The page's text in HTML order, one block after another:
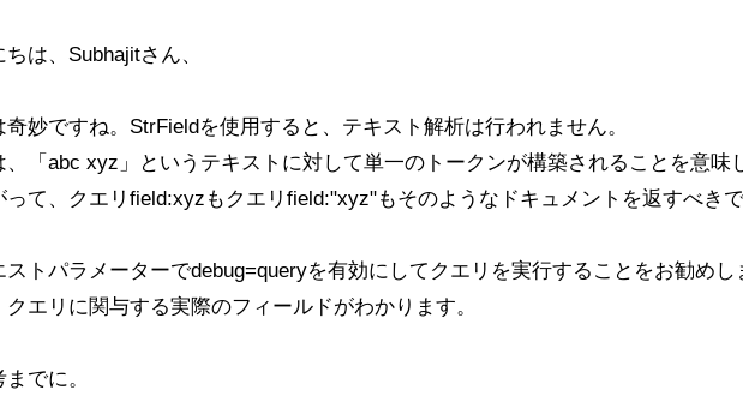
も含め、すべての提案を歓迎します。
るもう1つのアプローチは、最終的なハイライトが見つかったときにこのハイラ
出されるロジックの量が減少しますが、SOLRのスコアリングシステムが正しく
に、すべての提案を歓迎し、先にお礼を申し上げます。
11 Open J9でも同様の問題が発生します。Solrログには「Command-line option
のは、OpenJDK 11.0.10+9リリースを使用した場合です。
起動コマンドの例です：
します。
ちは、Subhajitさん、
奇妙ですね。StrFieldを使用すると、テキスト解析は行われません。
、「abc xyz」というテキストに対して単一のトークンが構築されることを意味
って、クエリfield:xyzもクエリfield:"xyz"もそのようなドキュメントを返すべきで
ストパラメーターでdebug=queryを有効にしてクエリを実行することをお勧め
クエリに関与する実際のフィールドがわかります。
でに。